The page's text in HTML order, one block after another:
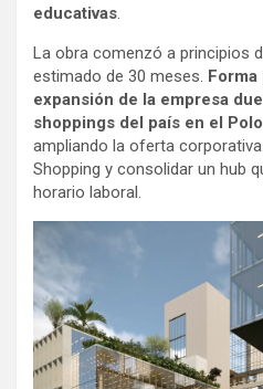
educativas
La obra comenzó a principios
estimado de 30 meses. Forma
expansión de la empresa
shoppings del país en el Polo
ampliando la oferta
Shopping y consolidar un hub
horario laboral.